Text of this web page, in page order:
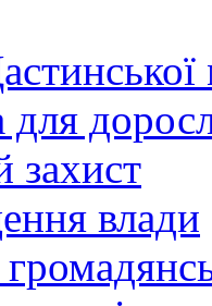
для
захист
влади